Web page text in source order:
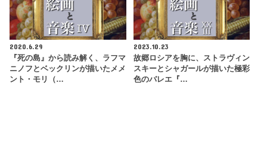
2020.6.29
『死の島』から読み解く、ラフマ
ニノフとベックリンが描いたメメ
ント・モリ（…
2023.10.23
故郷ロシアを胸に、ストラヴィン
スキーとシャガールが描いた極彩
色のバレエ『…